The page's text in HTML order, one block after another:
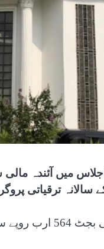
میں آئندہ
میں 109 ارب روپے کی
رہ گیا ہے۔